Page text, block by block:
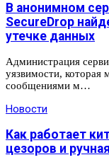
В анонимном
SecureDrop
утечке данных
Администрация
уязвимости, которая
сообщениями м…
Новости
Как работает
цезоров и